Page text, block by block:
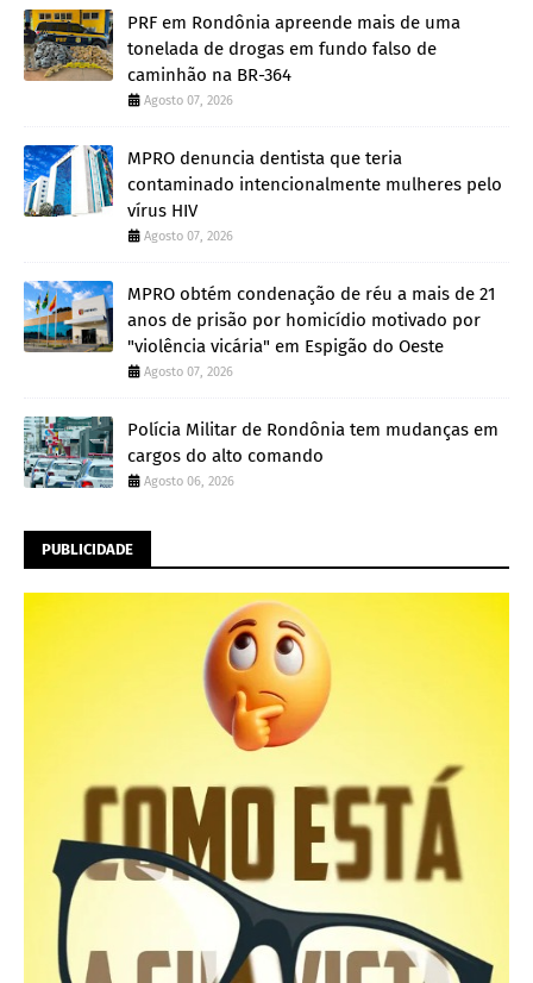
PRF em Rondônia apreende mais de uma
tonelada de drogas em fundo falso de
caminhão na BR-364
Agosto 07, 2026
MPRO denuncia dentista que teria
contaminado intencionalmente mulheres pelo
vírus HIV
Agosto 07, 2026
MPRO obtém condenação de réu a mais de 21
anos de prisão por homicídio motivado por
"violência vicária" em Espigão do Oeste
Agosto 07, 2026
Polícia Militar de Rondônia tem mudanças em
cargos do alto comando
Agosto 06, 2026
PUBLICIDADE